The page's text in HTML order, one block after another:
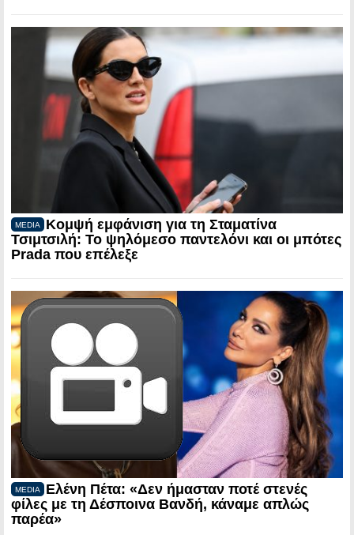
MEDIA
Κομψή εμφάνιση για τη Σταματίνα
Τσιμτσιλή: Το ψηλόμεσο παντελόνι και οι μπότες
Prada που επέλεξε
MEDIA
Ελένη Πέτα: «Δεν ήμασταν ποτέ στενές
φίλες με τη Δέσποινα Βανδή, κάναμε απλώς
παρέα»